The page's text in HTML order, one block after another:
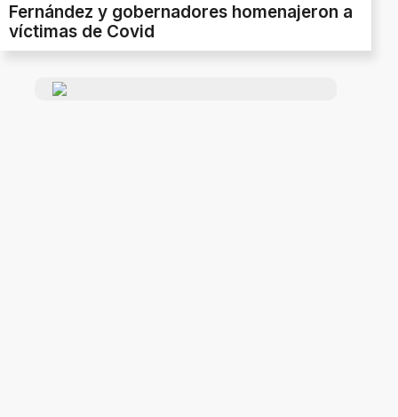
Fernández y gobernadores homenajeron a
víctimas de Covid